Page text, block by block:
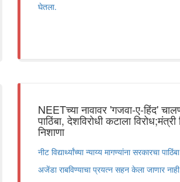
घेतला.
NEETच्या नावावर 'गजवा-ए-हिंद'
पाठिंबा, देशविरोधी कटाला
निशाणा
नीट विद्यार्थ्यांच्या न्याय्य मागण्यांना सरकारचा
अजेंडा राबविण्याचा प्रयत्न सहन केला जाणार